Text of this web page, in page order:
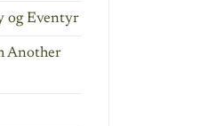
og Eventyr
Another